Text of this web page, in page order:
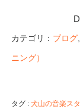
カテゴリ： ブログ,
ニング）
タグ : 犬山の音楽ス